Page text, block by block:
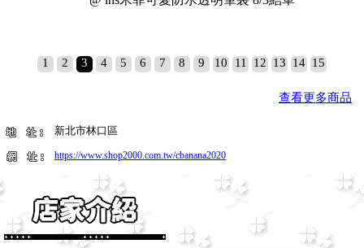
1 2 3 4 5 6 7 8 9 10 11 12 13 14 15
查看更多商品
新北市林口區
https://www.shop2000.com.tw/cbanana2020